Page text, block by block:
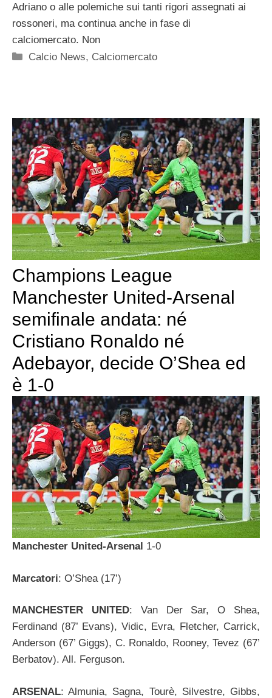
Adriano o alle polemiche sui tanti rigori assegnati ai
rossoneri, ma continua anche in fase di
calciomercato. Non
Categorie
Calcio News, Calciomercato
Champions League
Manchester United-Arsenal
semifinale andata: né
Cristiano Ronaldo né
Adebayor, decide O’Shea ed
è 1-0
Manchester United-Arsenal 1-0
Marcatori: O’Shea (17’)
MANCHESTER UNITED: Van Der Sar, O Shea,
Ferdinand (87’ Evans), Vidic, Evra, Fletcher, Carrick,
Anderson (67’ Giggs), C. Ronaldo, Rooney, Tevez (67’
Berbatov). All. Ferguson.
ARSENAL: Almunia, Sagna, Tourè, Silvestre, Gibbs,